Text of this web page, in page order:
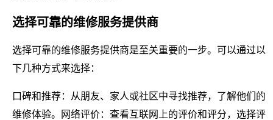
选择可靠的维修服务提供商
选择可靠的维修服务提供商是至关重要的一步。可以通过以
下几种方式来选择：
口碑和推荐：从朋友、家人或社区中寻找推荐，了解他们的
维修体验。网络评价：查看互联网上的评价和评分，选择评